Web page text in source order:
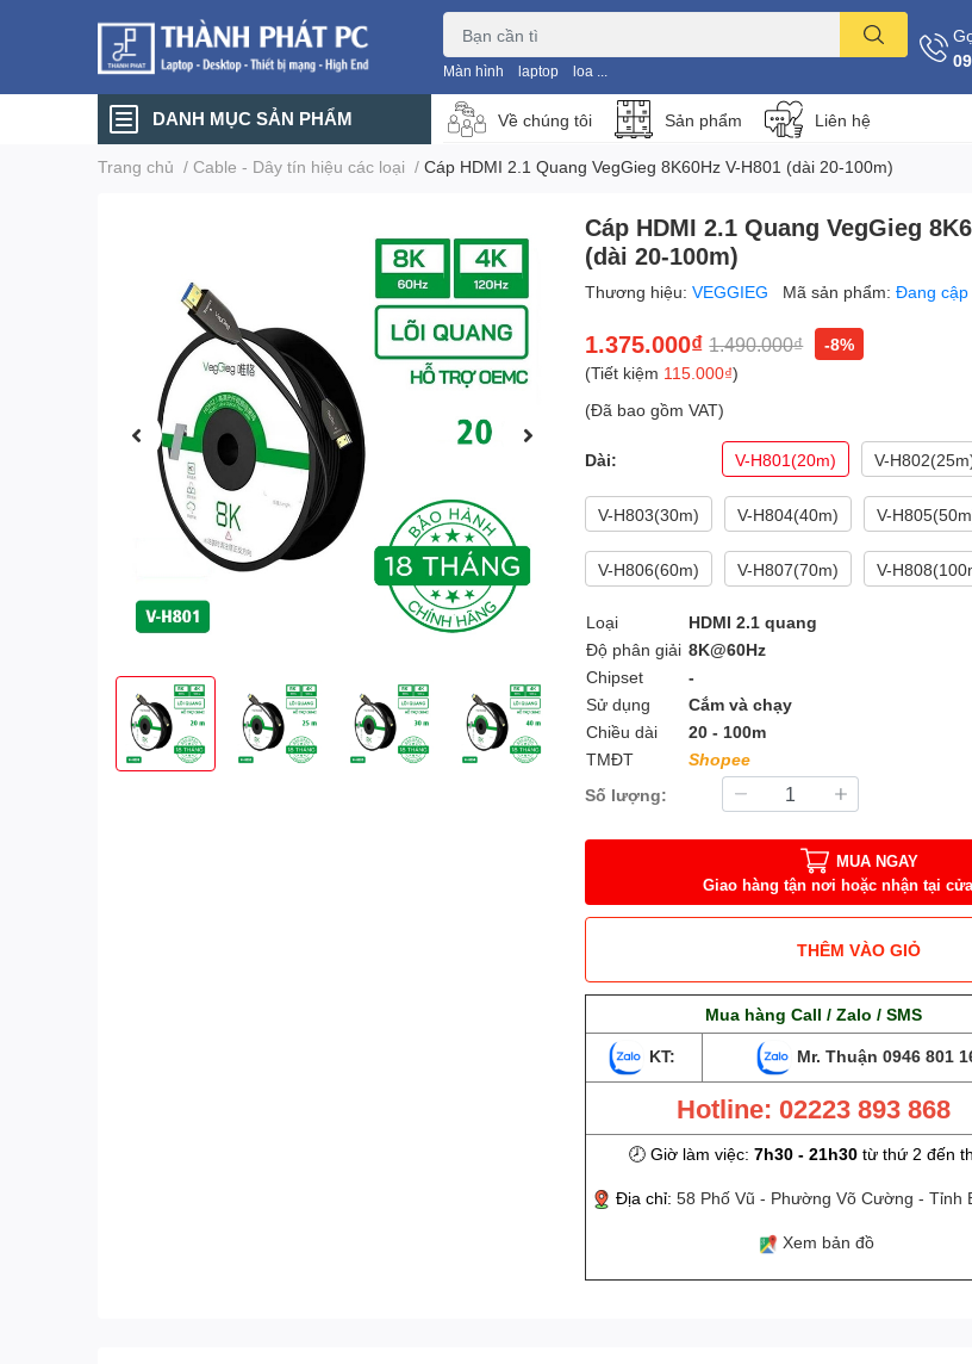
Màn hình laptop loa ...
DANH MỤC SẢN PHẨM Về chúng tôi Sản phẩm Liên hệ
Trang chủ / Cable - Dây tín hiệu các loại / Cáp HDMI 2.1 Quang VegGieg 8K60Hz V-H801 (dài 20-100m)
Cáp HDMI 2.1 Quang VegGieg
(dài 20-100m)
Thương hiệu:VEGGIEG Mã sản phẩm:Đang cập
1.375.000₫ 1.490.000₫
-8%
(Tiết kiệm 115.000₫)
(Đã bao gồm VAT)
Dài: V-H801(20m) V-
V-H803(30m) V-H804(40m) V-
V-H806(60m) V-H807(70m) V-
Loại
HDMI 2.1 quang
Độ phân giải 8K@60Hz
Chipset
-
Sử dụng
Cắm và chạy
Chiều dài
20 - 100m
TMĐT
Shopee
Số lượng:
MUA NGAY
Giao hàng tận nơi hoặc nhận tại
THÊM VÀO GIỎ
Mua hàng Call / Zalo / SMS
KT: Mr. Thuận0946 801
Hotline: 02223 893 868
🕗 Giờ làm việc: 7h30 - 21h30từ thứ 2 đến
Địa chỉ:58 Phố Vũ - Phường Võ Cường - Tỉnh
Xem bản đồ